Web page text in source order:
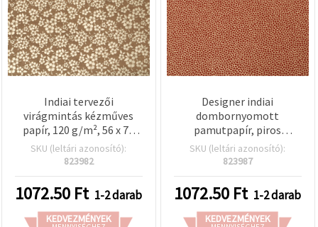
Indiai tervezői
virágmintás kézműves
papír, 120 g/m², 56 x 76
cm – barna ív aranyszínű
fóliaprégelt mintával,
képeslapkészítéshez,
dekupázshoz, DIY-hoz és
ajándékcsomagoláshoz –
SKU (leltári azonosító):
823982
1072.50 Ft 1-2 darab
KEDVEZMÉNYEK
Designer indiai
dombornyomott
pamutpapír, piros
“Cotton Skin“ textúra,
120 g/m², 56×76 cm ív —
kártyakészítéshez,
meghívókhoz és DIY
hobbi kézműves
SKU (leltári azonosító):
823987
1072.50 Ft 1-2 darab
KEDVEZMÉNYEK